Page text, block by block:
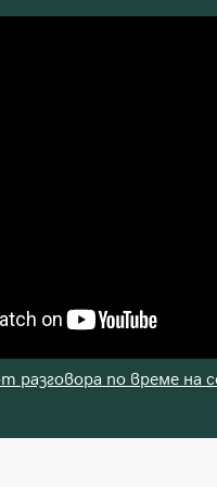
разговора по време на